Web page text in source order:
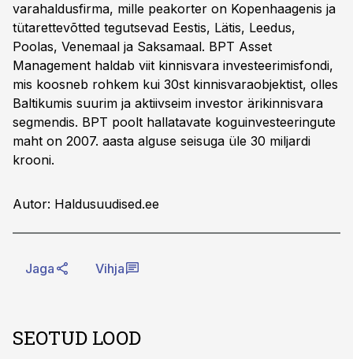
varahaldusfirma, mille peakorter on Kopenhaagenis ja
tütarettevõtted tegutsevad Eestis, Lätis, Leedus,
Poolas, Venemaal ja Saksamaal. BPT Asset
Management haldab viit kinnisvara investeerimisfondi,
mis koosneb rohkem kui 30st kinnisvaraobjektist, olles
Baltikumis suurim ja aktiivseim investor ärikinnisvara
segmendis. BPT poolt hallatavate koguinvesteeringute
maht on 2007. aasta alguse seisuga üle 30 miljardi
krooni.
Autor: Haldusuudised.ee
Jaga Vihja
SEOTUD LOOD